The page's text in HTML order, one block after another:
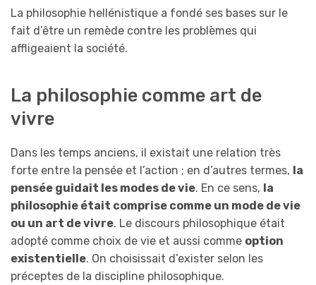
La philosophie hellénistique a fondé ses bases sur le
fait d’être un remède contre les problèmes qui
affligeaient la société.
La philosophie comme art de
vivre
Dans les temps anciens, il existait une relation très
forte entre la pensée et l’action ; en d’autres termes, la
pensée guidait les modes de vie. En ce sens, la
philosophie était comprise comme un mode de vie
ou un art de vivre. Le discours philosophique était
adopté comme choix de vie et aussi comme option
existentielle. On choisissait d’exister selon les
préceptes de la discipline philosophique.